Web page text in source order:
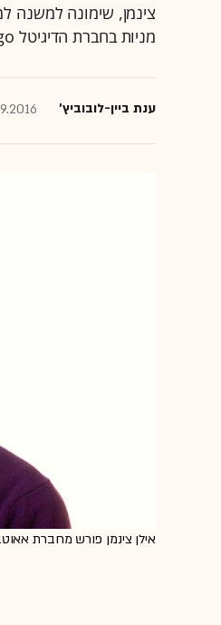
צינמן, שימונה למשנה
מניות בחברת הדיגיטל go אינטראקטיב
ענת ביין-לובוביץ'
אילן צינמן פורש מחברת